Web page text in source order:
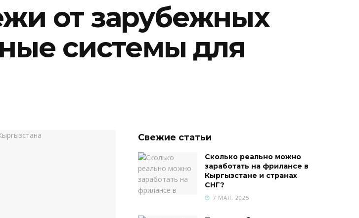
от зарубежных
системы для
Свежие статьи
Сколько реально можно
заработать на фрилансе в
Кыргызстане и странах
СНГ?
7 МАЯ, 2025